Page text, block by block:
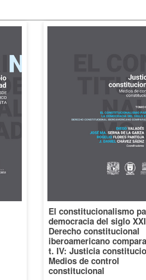
El constitucionalismo
democracia del siglo
Derecho constitucional
iberoamericano
t. IV: Justicia
Medios de control
constitucional